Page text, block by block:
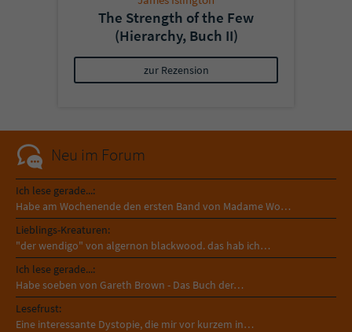
The Strength of the Few
(Hierarchy, Buch II)
zur Rezension
Neu im Forum
Ich lese gerade...:
Habe am Wochenende den ersten Band von Madame Wo…
Lieblings-Kreaturen:
"der wendigo" von algernon blackwood. das hab ich…
Ich lese gerade...:
Habe soeben von Gareth Brown - Das Buch der…
Lesefrust:
Eine interessante Dystopie, die mir vor kurzem in…